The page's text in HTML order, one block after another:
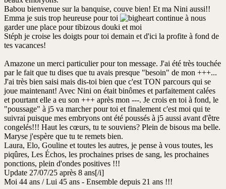
Babou bienvenue sur la banquise, couve bien! Et ma Nini aussi!!
Emma je suis trop heureuse pour toi
continue à nous
garder une place pour tibizous douki et moi
Stéph je croise les doigts pour toi demain et d'ici la profite à fond de
tes vacances!
Amazone un merci particulier pour ton message. J'ai été très touchée
par le fait que tu dises que tu avais presque "besoin" de mon +++...
J'ai très bien saisi mais dis-toi bien que c'est TON parcours qui se
joue maintenant! Avec Nini on était binômes et parfaitement calées
et pourtant elle a eu son +++ après mon ---. Je crois en toi à fond, le
"poussage" à j5 va marcher pour toi et finalement c'est moi qui te
suivrai puisque mes embryons ont été poussés à j5 aussi avant d'être
congelés!!! Haut les cœurs, tu te souviens? Plein de bisous ma belle.
Maryse j'espère que tu te remets bien.
Laura, Elo, Gouline et toutes les autres, je pense à vous toutes, les
piqûres, Les Échos, les prochaines prises de sang, les prochaines
ponctions, plein d'ondes positives !!!
Update 27/07/25 après 8 ans[/i]
Moi 44 ans / Lui 45 ans - Ensemble depuis 21 ans !!!